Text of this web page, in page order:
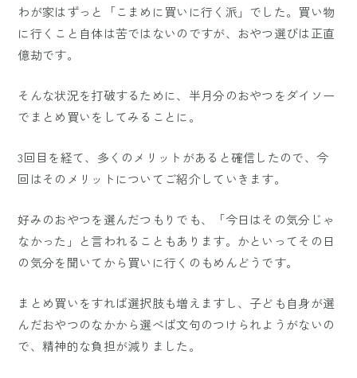
わが家はずっと「こまめに買いに行く派」でした。買い物
に行くこと自体は苦ではないのですが、おやつ選びは正直
億劫です。
そんな状況を打破するために、半月分のおやつをダイソー
でまとめ買いをしてみることに。
3回目を経て、多くのメリットがあると確信したので、今
回はそのメリットについてご紹介していきます。
好みのおやつを選んだつもりでも、「今日はその気分じゃ
なかった」と言われることもあります。かといってその日
の気分を聞いてから買いに行くのもめんどうです。
まとめ買いをすれば選択肢も増えますし、子ども自身が選
んだおやつのなかから選べば文句のつけられようがないの
で、精神的な負担が減りました。